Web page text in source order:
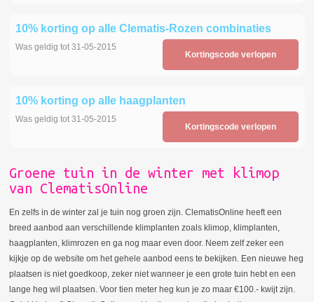
10% korting op alle Clematis-Rozen combinaties
Kortingscode verlopen
Was geldig tot 31-05-2015
10% korting op alle haagplanten
Kortingscode verlopen
Was geldig tot 31-05-2015
Groene tuin in de winter met klimop
van ClematisOnline
En zelfs in de winter zal je tuin nog groen zijn. ClematisOnline heeft een
breed aanbod aan verschillende klimplanten zoals klimop, klimplanten,
haagplanten, klimrozen en ga nog maar even door. Neem zelf zeker een
kijkje op de website om het gehele aanbod eens te bekijken. Een nieuwe heg
plaatsen is niet goedkoop, zeker niet wanneer je een grote tuin hebt en een
lange heg wil plaatsen. Voor tien meter heg kun je zo maar €100.- kwijt zijn.